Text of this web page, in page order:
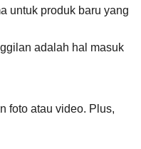
untuk produk baru yang
adalah hal masuk
foto atau video. Plus,